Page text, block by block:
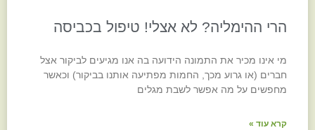
הרי ההימליה? לא אצלי! טיפול בכביסה
מי אינו מכיר את התמונה הידועה בה אנו מגיעים לביקור אצל
חברים (או גרוע מכך, החמות מפתיעה אותנו בביקור) וכאשר
מחפשים על מה אפשר לשבת מגלים
קרא עוד »